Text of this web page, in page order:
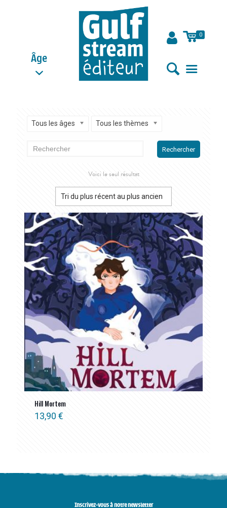
Âge
0
Tous les âges Tous les thèmes
Rechercher
Voici le seul résultat
Hill Mortem
13,90 €
Inscrivez-vous à notre newsletter